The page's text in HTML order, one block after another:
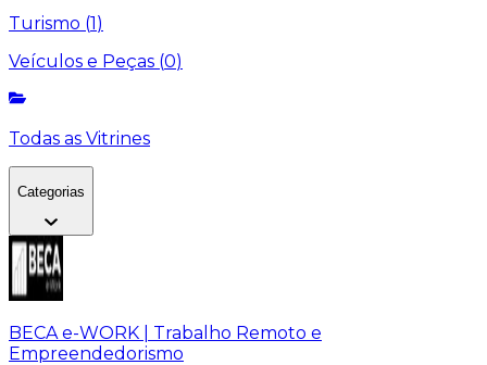
Turismo (1)
Veículos e Peças (0)
Todas as Vitrines
Categorias
BECA e-WORK | Trabalho Remoto e
Empreendedorismo